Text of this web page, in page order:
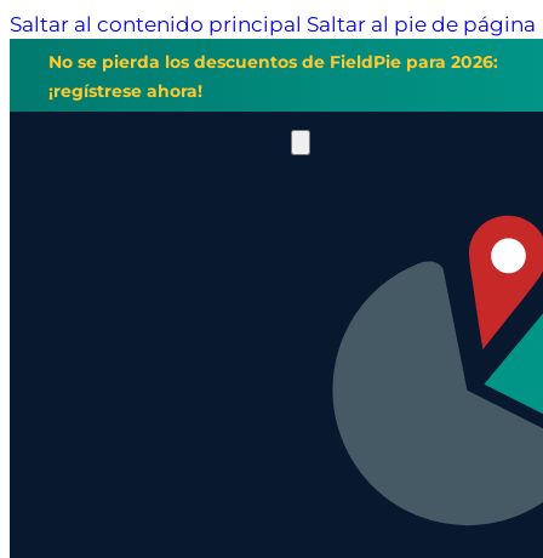
Saltar al contenido principal Saltar al pie de página
No se pierda los descuentos de FieldPie para 2026:
¡regístrese ahora!